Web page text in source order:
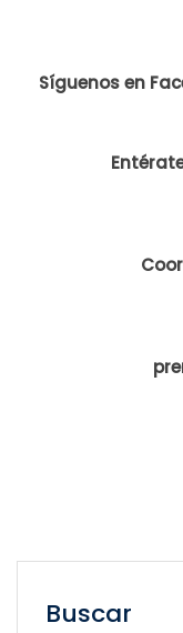
Síguenos en
Buscar